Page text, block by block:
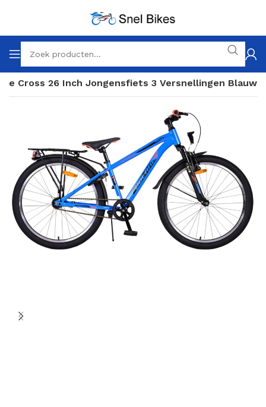
Cross 26 Inch Jongensfiets 3 Versnellingen Blauw